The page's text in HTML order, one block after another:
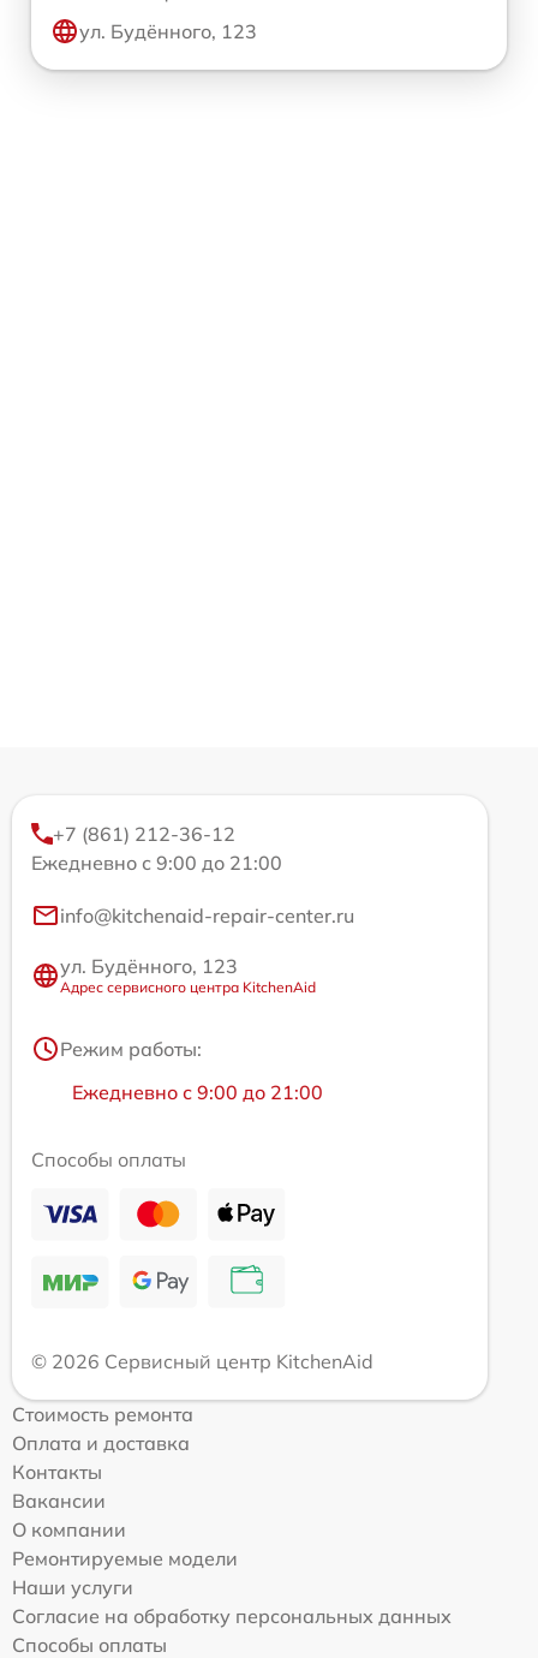
ул. Будённого, 123
+7 (861) 212-36-12
Ежедневно с 9:00 до 21:00
info@kitchenaid-repair-center.ru
ул. Будённого, 123
Адрес сервисного центра KitchenAid
Режим работы:
Ежедневно с 9:00 до 21:00
Способы оплаты
© 2026 Сервисный центр KitchenAid
Стоимость ремонта
Оплата и доставка
Контакты
Вакансии
О компании
Ремонтируемые модели
Наши услуги
Согласие на обработку персональных данных
Способы оплаты